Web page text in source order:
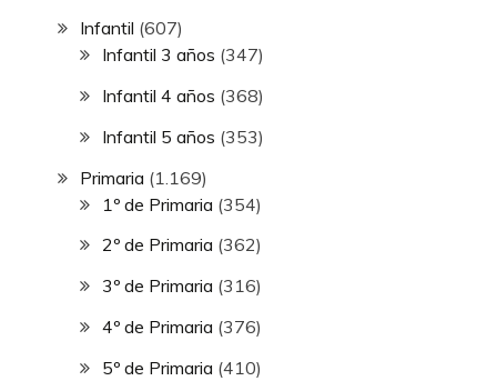
Infantil (607)
Infantil 3 años (347)
Infantil 4 años (368)
Infantil 5 años (353)
Primaria (1.169)
1º de Primaria (354)
2º de Primaria (362)
3º de Primaria (316)
4º de Primaria (376)
5º de Primaria (410)